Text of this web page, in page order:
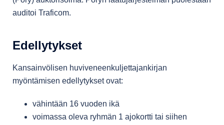
auditoi Traficom.
Edellytykset
Kansainvölisen huviveneenkuljettajankirjan
myöntämisen edellytykset ovat:
vähintään 16 vuoden ikä
voimassa oleva ryhmän 1 ajokortti tai siihen